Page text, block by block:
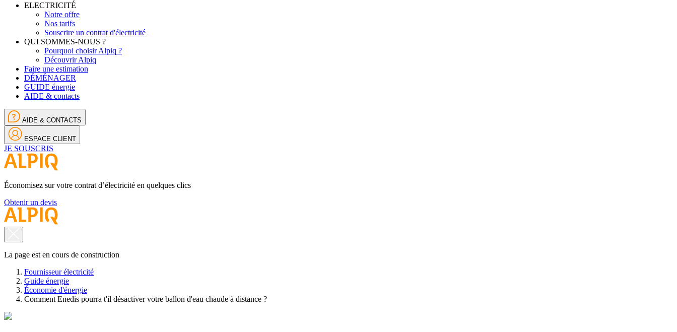
ELECTRICITÉ
Notre offre
Nos tarifs
Souscrire un contrat d'électricité
QUI SOMMES-NOUS ?
Pourquoi choisir Alpiq ?
Découvrir Alpiq
Faire une estimation
DÉMÉNAGER
GUIDE énergie
AIDE & contacts
AIDE & CONTACTS
ESPACE CLIENT
JE SOUSCRIS
Économisez sur votre contrat d’électricité en quelques clics
Obtenir un devis
La page est en cours de construction
Fournisseur électricité
Guide énergie
Économie d'énergie
Comment Enedis pourra t'il désactiver votre ballon d'eau chaude à distance ?